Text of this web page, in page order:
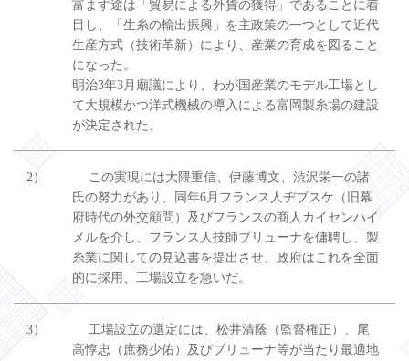
富ます途は「貿易による外貨の獲得」であることに着
目し、「生糸の輸出振興」を主政策の一つとして近代
生産方式（技術革新）により、産業の育成を図ること
になった。
明治3年3月廟議により、わが国産業のモデル工場とし
て大規模かつ洋式機械の導入による富岡製糸場の建設
が決定された。
2）
この実現には大隈重信、伊藤博文、渋沢栄一の諸
氏の努力があり、同年6月フランス人ヂブスケ（旧幕
府時代の外交顧問）及びフランスの商人カイセンハイ
メルを介し、フランス人技師ブリューナを傭聘し、製
糸業に関しての見込書を提出させ、政府はこれを全面
的に採用、工場設立を急いだ。
3）
工場設立の選定には、松井清蔭（監督権正）、尾
高惇忠（庶務少佑）及びブリューナ等が当たり最適地